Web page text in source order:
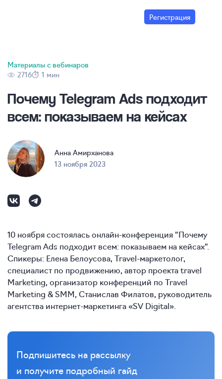
Регистрация
Материалы с вебинаров
2716
1 мин
Почему Telegram Ads подходит
всем: показываем на кейсах
Анна Амирханова
13 ноября 2023
10 ноября состоялась онлайн-конференция "Почему
Telegram Ads подходит всем: показываем на кейсах".
Спикеры: Елена Белоусова, Travel-маркетолог,
специалист по продвижению, автор проекта travel
Marketing, организатор конференций по Travel
Marketing & SMM, Станислав Филатов, руководитель
агентства интернет-маркетинга «SV Digital».
Подпишитесь на рассылку
и получите подробный гайд